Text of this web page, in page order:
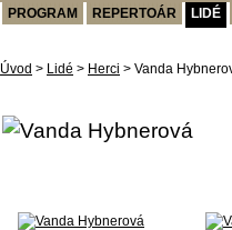
PROGRAM REPERTOÁR
LIDÉ
Úvod > Lidé > Herci > Vanda